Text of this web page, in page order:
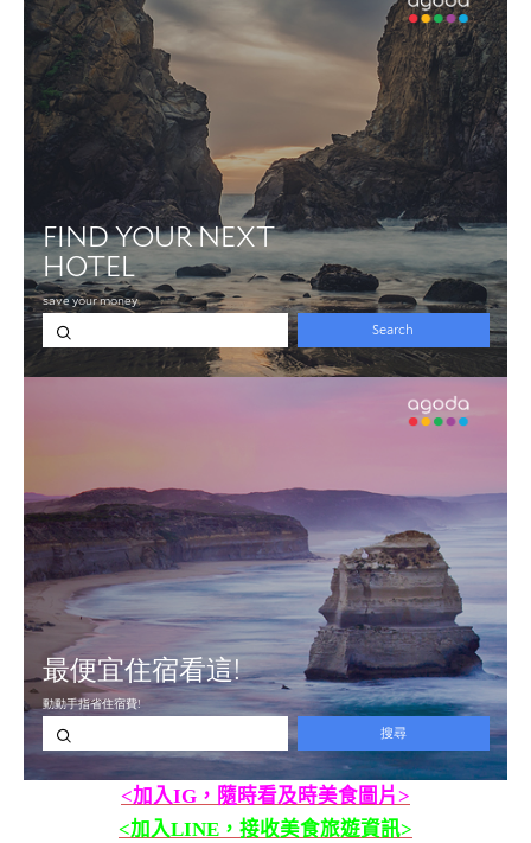
<加入IG，隨時看及時美食圖片>
<加入LINE，接收美食旅遊資訊>